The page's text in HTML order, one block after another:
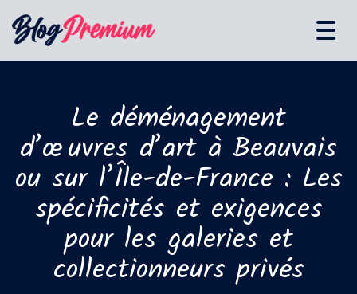
Le déménagement
d’œuvres d’art à Beauvais
ou sur l’Île-de-France : Les
spécificités et exigences
pour les galeries et
collectionneurs privés